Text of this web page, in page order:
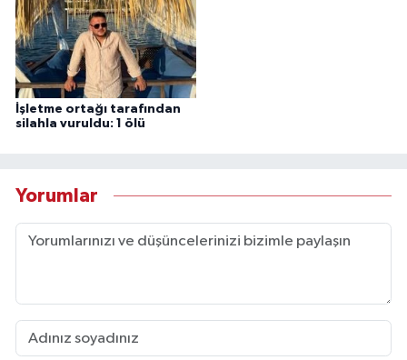
İşletme ortağı tarafından
silahla vuruldu: 1 ölü
Yorumlar